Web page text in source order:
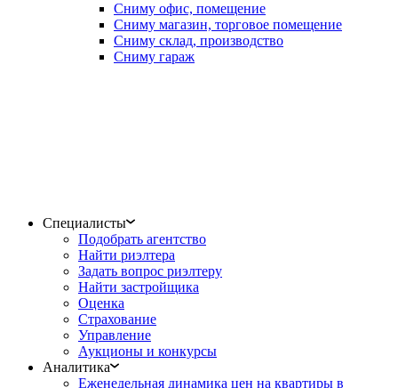
Сниму офис, помещение
Сниму магазин, торговое помещение
Сниму склад, производство
Сниму гараж
Специалисты
Подобрать агентство
Найти риэлтера
Задать вопрос риэлтеру
Найти застройщика
Оценка
Страхование
Управление
Аукционы и конкурсы
Аналитика
Еженедельная динамика цен на квартиры в